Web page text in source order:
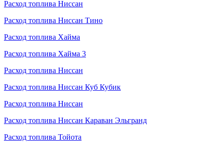
Расход топлива Ниссан
Расход топлива Ниссан Тино
Расход топлива Хайма
Расход топлива Хайма 3
Расход топлива Ниссан
Расход топлива Ниссан Куб Кубик
Расход топлива Ниссан
Расход топлива Ниссан Караван Эльгранд
Расход топлива Тойота